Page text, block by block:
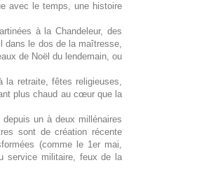
avec le temps, une histoire
à la Chandeleur, des
dans le dos de la maîtresse,
de Noël du lendemain, ou
la retraite, fêtes religieuses,
plus chaud au cœur que la
un à deux millénaires
sont de création récente
(comme le 1er mai,
service militaire, feux de la